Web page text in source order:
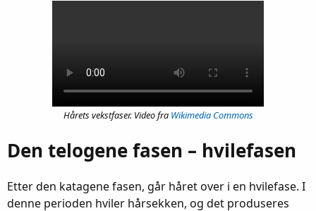
Hårets vekstfaser. Video fra Wikimedia Commons
Den telogene fasen – hvilefasen
Etter den katagene fasen, går håret over i en hvilefase. I
denne perioden hviler hårsekken, og det produseres